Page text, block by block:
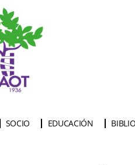
SOCIO EDUCACIÓN